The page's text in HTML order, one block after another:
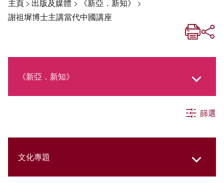
主頁> 出版及媒體 > 《新亞．新知》 >
謝祖墀博士主講當代中國講座
《新亞．新知》
社交媒體專欄
篩選
文化專題